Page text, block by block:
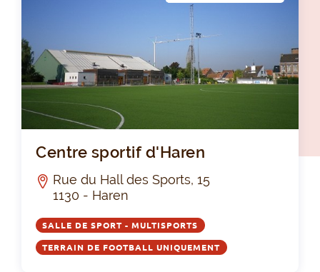
Centre sportif d'Haren
Rue du Hall des Sports, 15
1130 - Haren
SALLE DE SPORT - MULTISPORTS
TERRAIN DE FOOTBALL UNIQUEMENT